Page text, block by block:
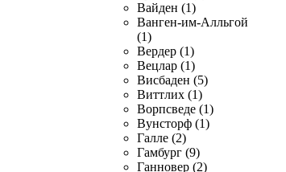
Вайден (1)
Ванген-им-Алльгой
(1)
Вердер (1)
Вецлар (1)
Висбаден (5)
Виттлих (1)
Ворпсведе (1)
Вунсторф (1)
Галле (2)
Гамбург (9)
Ганновер (2)